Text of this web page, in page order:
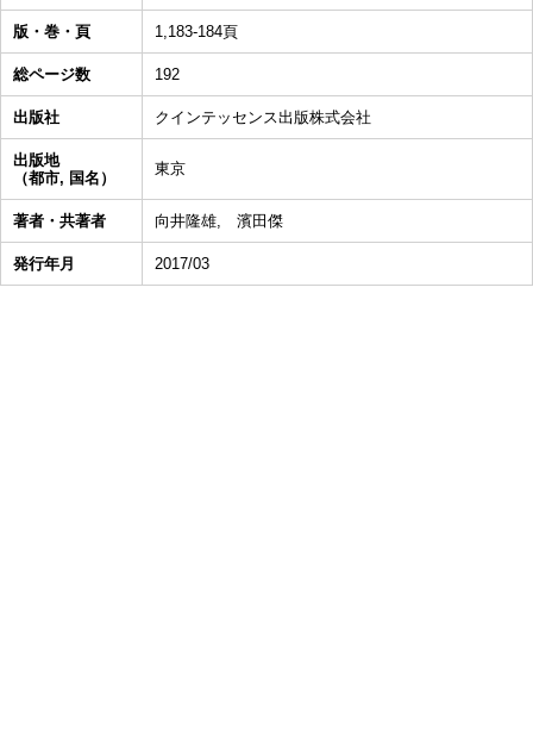
版・巻・頁 1,183-184頁
総ページ数 192
出版社 クインテッセンス出版株式会社
出版地
（都市, 国名）
東京
著者・共著者 向井隆雄, 濱田傑
発行年月 2017/03